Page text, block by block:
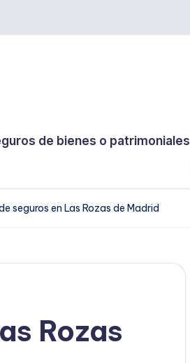
de bienes o patrimoniales
seguros en Las Rozas de Madrid
Rozas